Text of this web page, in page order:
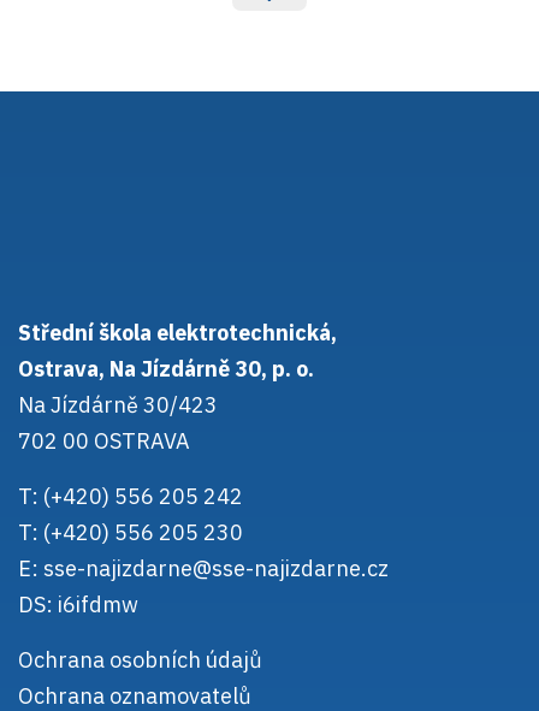
Střední škola elektrotechnická,
Ostrava, Na Jízdárně 30, p. o.
Na Jízdárně 30/423
702 00 OSTRAVA
T: (+420) 556 205 242
T: (+420) 556 205 230
E: sse-najizdarne@sse-najizdarne.cz
DS: i6ifdmw
Ochrana osobních údajů
Ochrana oznamovatelů